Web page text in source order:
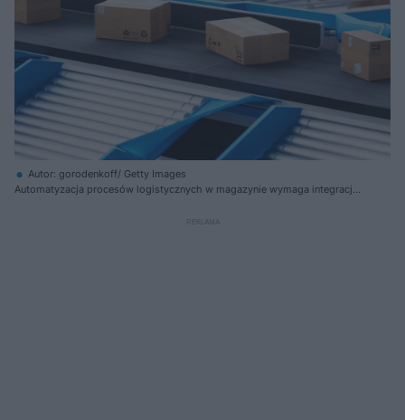
Autor: gorodenkoff/ Getty Images
Automatyzacja procesów logistycznych w magazynie wymaga integracji
jak WMS i ERP, umożliwiającymi bieżące sterowanie zadaniami i alokacją